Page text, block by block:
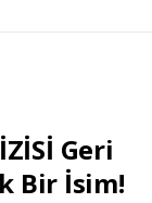
Geri
Bir İsim!